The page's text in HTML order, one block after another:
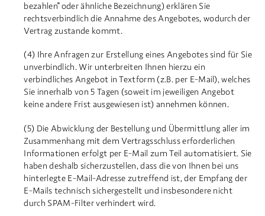
bezahlen" oder ähnliche Bezeichnung) erklären Sie
rechtsverbindlich die Annahme des Angebotes, wodurch der
Vertrag zustande kommt.
(4) Ihre Anfragen zur Erstellung eines Angebotes sind für Sie
unverbindlich. Wir unterbreiten Ihnen hierzu ein
verbindliches Angebot in Textform (z.B. per E-Mail), welches
Sie innerhalb von 5 Tagen (soweit im jeweiligen Angebot
keine andere Frist ausgewiesen ist) annehmen können.
(5) Die Abwicklung der Bestellung und Übermittlung aller im
Zusammenhang mit dem Vertragsschluss erforderlichen
Informationen erfolgt per E-Mail zum Teil automatisiert. Sie
haben deshalb sicherzustellen, dass die von Ihnen bei uns
hinterlegte E-Mail-Adresse zutreffend ist, der Empfang der
E-Mails technisch sichergestellt und insbesondere nicht
durch SPAM-Filter verhindert wird.